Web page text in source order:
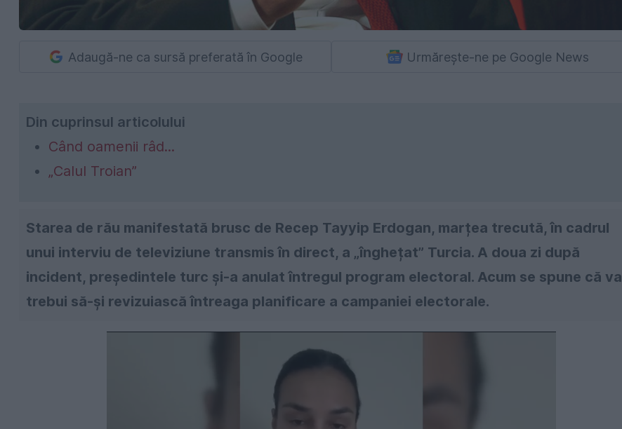
Adaugă-ne ca sursă preferată în Google Urmărește-ne pe Google News
Din cuprinsul articolului
Când oamenii râd...
„Calul Troian”
Starea de rău manifestată brusc de Recep Tayyip Erdogan, marțea trecută, în cadrul
unui interviu de televiziune transmis în direct, a „înghețat” Turcia. A doua zi după
incident, președintele turc și-a anulat întregul program electoral. Acum se spune că va
trebui să-și revizuiască întreaga planificare a campaniei electorale.